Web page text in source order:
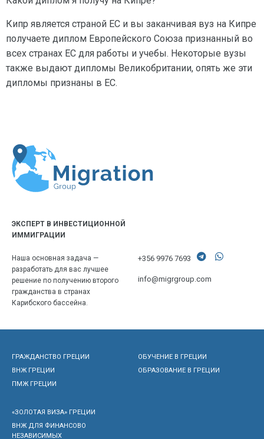
Кипр является страной ЕС и вы заканчивая вуз на Кипре
получаете диплом Европейского Союза признанный во
всех странах ЕС для работы и учебы. Некоторые вузы
также выдают дипломы Великобритании, опять же эти
дипломы признаны в ЕС.
ЭКСПЕРТ В ИНВЕСТИЦИОННОЙ
ИММИГРАЦИИ
Наша основная задача —
разработать для вас лучшее
решение по получению второго
гражданства в странах
Карибского бассейна.
+356 9976 7693
info@migrgroup.com
ГРАЖДАНСТВО ГРЕЦИИ
ВНЖ ГРЕЦИИ
ПМЖ ГРЕЦИИ
ОБУЧЕНИЕ В ГРЕЦИИ
ОБРАЗОВАНИЕ В ГРЕЦИИ
«ЗОЛОТАЯ ВИЗА» ГРЕЦИИ
ВНЖ ДЛЯ ФИНАНСОВО
НЕЗАВИСИМЫХ